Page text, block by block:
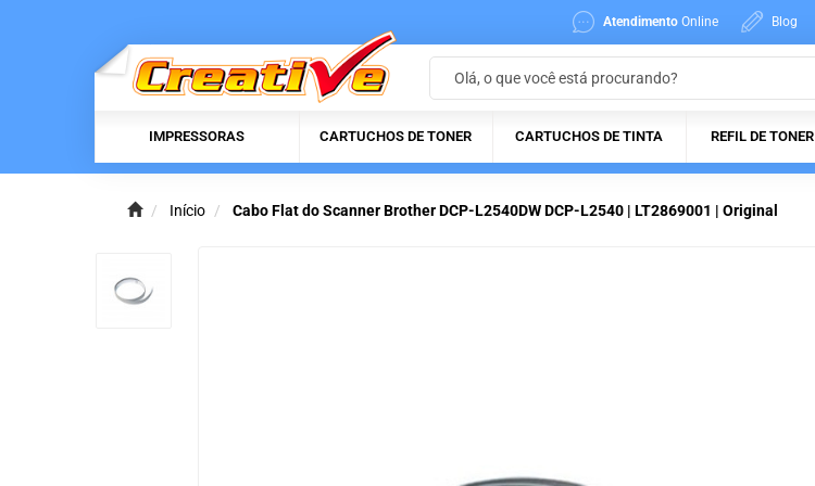
Atendimento Online Blog
IMPRESSORAS CARTUCHOS DE TONER CARTUCHOS DE TINTA REFIL DE TONER
Início Cabo Flat do Scanner Brother DCP-L2540DW DCP-L2540 | LT2869001 | Original